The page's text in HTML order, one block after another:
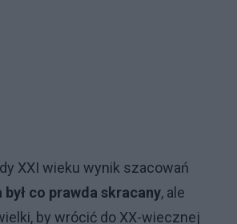
XXI wieku wynik szacowań
był co prawda skracany, ale
by wrócić do XX-wiecznej